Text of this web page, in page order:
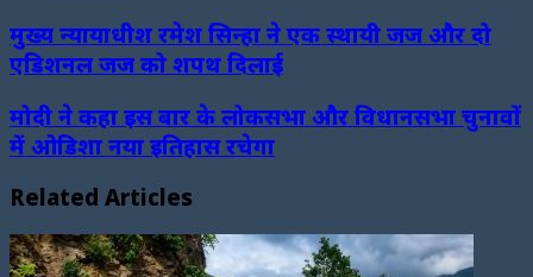
मुख्य न्यायाधीश रमेश सिन्हा ने एक स्थायी जज और दो
एडिशनल जज को शपथ दिलाई
मोदी ने कहा इस बार के लोकसभा और विधानसभा चुनावों
में ओडिशा नया इतिहास रचेगा
Related Articles